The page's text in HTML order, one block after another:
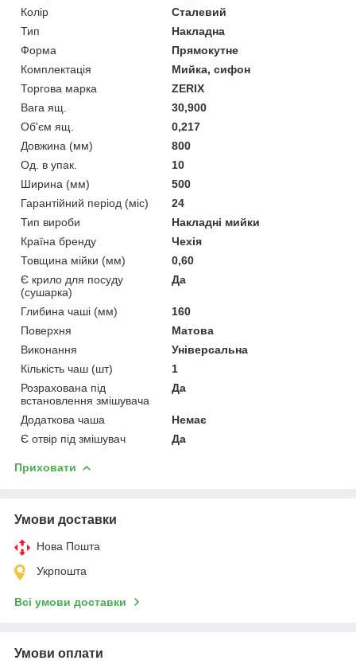
Колір
Сталевий
Тип
Накладна
Форма
Прямокутне
Комплектація
Мийка, сифон
Торгова марка
ZERIX
Вага ящ.
30,900
Об'єм ящ.
0,217
Довжина (мм)
800
Од. в упак.
10
Ширина (мм)
500
Гарантійний період (міс)
24
Тип вироби
Накладні мийки
Країна бренду
Чехія
Товщина мійки (мм)
0,60
Є крило для посуду
(сушарка)
Да
Глибина чаші (мм)
160
Поверхня
Матова
Виконання
Універсальна
Кількість чаш (шт)
1
Розрахована під
встановлення змішувача
Да
Додаткова чаша
Немає
Є отвір під змішувач
Да
Приховати
Умови доставки
Нова Пошта
Укрпошта
Всі умови доставки
Умови оплати